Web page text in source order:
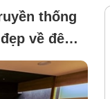
thống
về đêm,
([2023